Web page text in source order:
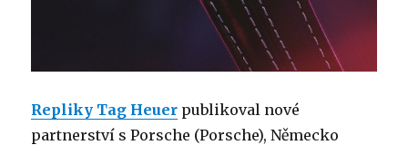
Repliky Tag Heuer publikoval nové
partnerství s Porsche (Porsche), Německo